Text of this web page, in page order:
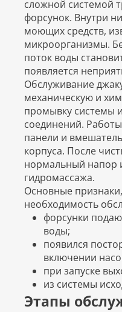
сложной системой
форсунок. Внутри
моющих средств,
микроорганизмы.
поток воды
появляется
Обслуживание
механическую и
промывку системы
соединений.
панели и
корпуса. После
нормальный напор
гидромассажа.
Основные
необходимость
форсунки
воды;
появился
включении
при запуске
из системы
Этапы